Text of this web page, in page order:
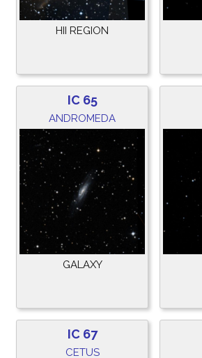
HII REGION
IC 65
ANDROMEDA
GALAXY
IC 67
CETUS